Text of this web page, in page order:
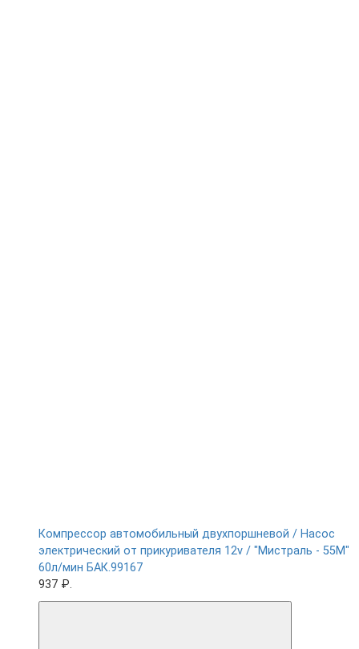
Компрессор автомобильный двухпоршневой / Насос
электрический от прикуривателя 12v / "Мистраль - 55М"
60л/мин БАК.99167
937 ₽.